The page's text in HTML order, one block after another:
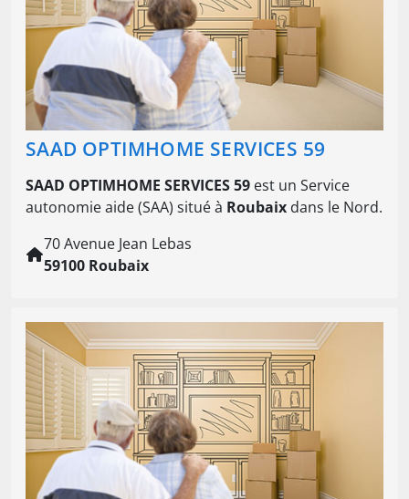
SAAD OPTIMHOME SERVICES 59
SAAD OPTIMHOME SERVICES 59 est un Service
autonomie aide (SAA) situé à Roubaix dans le Nord.
70 Avenue Jean Lebas
59100 Roubaix